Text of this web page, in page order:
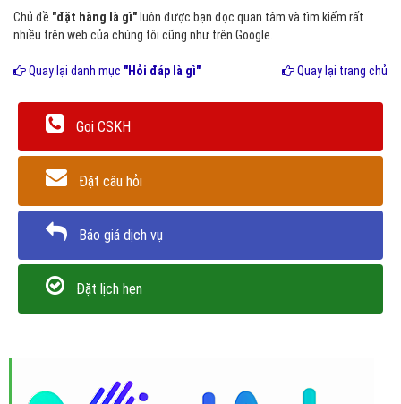
Chủ đề "đặt hàng là gì" luôn được bạn đọc quan tâm và tìm kiếm rất
nhiều trên web của chúng tôi cũng như trên Google.
Quay lại danh mục "Hỏi đáp là gì" Quay lại trang chủ
Gọi CSKH
Đặt câu hỏi
Báo giá dịch vụ
Đặt lịch hẹn